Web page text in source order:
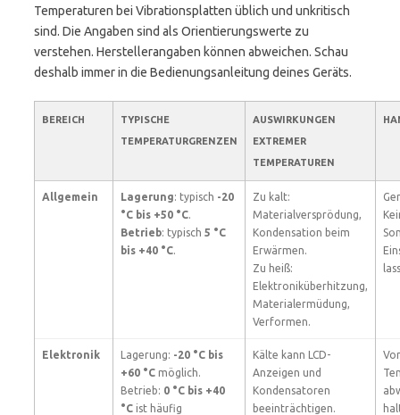
Temperaturen bei Vibrationsplatten üblich und unkritisch
sind. Die Angaben sind als Orientierungswerte zu
verstehen. Herstellerangaben können abweichen. Schau
deshalb immer in die Bedienungsanleitung deines Geräts.
BEREICH
TYPISCHE
TEMPERATURGRENZEN
AUSWIRKUNGEN
EXTREMER
TEMPERATUREN
Allgemein Lagerung: typisch -20
°C bis +50 °C.
Betrieb: typisch 5 °C
bis +40 °C.
Zu kalt:
Materialversprödung,
Kondensation beim
Erwärmen.
Zu heiß:
Elektroniküberhitzung,
Materialermüdung,
Verformen.
Elektronik Lagerung: -20 °C bis
+60 °C möglich.
Betrieb: 0 °C bis +40
°C ist häufig
Kälte kann LCD-
Anzeigen und
Kondensatoren
beeinträchtigen.